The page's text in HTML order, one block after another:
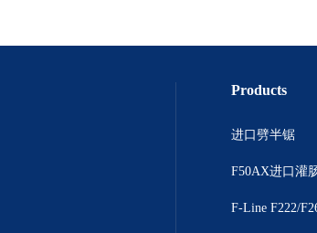
Products
进口劈半锯
F50AX进口灌